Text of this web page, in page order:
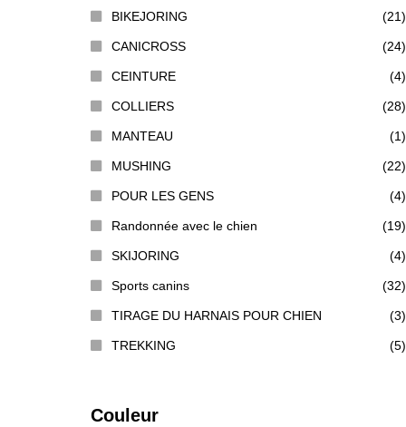
BIKEJORING (21)
CANICROSS (24)
CEINTURE (4)
COLLIERS (28)
MANTEAU (1)
MUSHING (22)
POUR LES GENS (4)
Randonnée avec le chien (19)
SKIJORING (4)
Sports canins (32)
TIRAGE DU HARNAIS POUR CHIEN (3)
TREKKING (5)
Couleur